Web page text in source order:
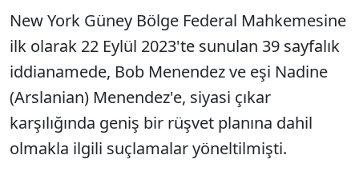
New York Güney Bölge Federal Mahkemesine
ilk olarak 22 Eylül 2023'te sunulan 39 sayfalık
iddianamede, Bob Menendez ve eşi Nadine
(Arslanian) Menendez'e, siyasi çıkar
karşılığında geniş bir rüşvet planına dahil
olmakla ilgili suçlamalar yöneltilmişti.